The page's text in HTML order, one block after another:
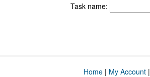
Task name:
Home| My Account|